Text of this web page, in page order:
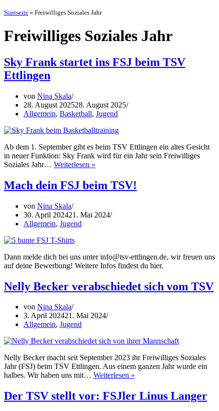
Startseite » Freiwilliges Soziales Jahr
Freiwilliges Soziales Jahr
Sky Frank startet ins FSJ beim TSV
Ettlingen
von Nina Skala
28. August 202528. August 2025
Allgemein, Basketball, Jugend
Ab dem 1. September gibt es beim TSV Ettlingen ein altes Gesicht
in neuer Funktion: Sky Frank wird für ein Jahr sein Freiwilliges
Soziales Jahr… Weiterlesen »
startet
ins
TSV
Mach dein FSJ beim TSV!
von Nina Skala
30. April 202421. Mai 2024
Allgemein, Jugend
Dann melde dich bei uns unter info@tsv-ettlingen.de, wir freuen uns
auf deine Bewerbung! Weitere Infos findest du hier.
Nelly Becker verabschiedet sich vom TSV
von Nina Skala
3. April 202421. Mai 2024
Allgemein, Jugend
Nelly Becker macht seit September 2023 ihr Freiwilliges Soziales
Jahr (FSJ) beim TSV Ettlingen. Aus einem ganzen Jahr wurde ein
halbes. Wir haben uns mit… Weiterlesen »
verabschiedet
sich
Der TSV stellt vor: FSJler Linus Langer